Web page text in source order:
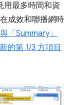
用最多時間和資
成效和聯播網時
「Summary」
的第 1/3 方項目